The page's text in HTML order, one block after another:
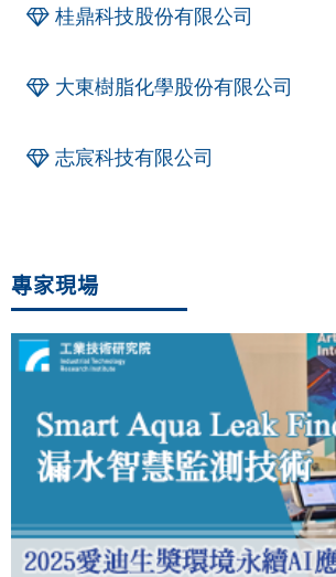
桂鼎科技股份有限公司
大東樹脂化學股份有限公司
志宸科技有限公司
專家現場